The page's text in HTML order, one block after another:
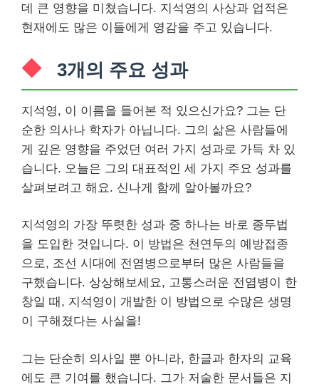
데 큰 영향을 미쳤습니다. 지석영의 사상과 업적은
현재에도 많은 이들에게 영감을 주고 있습니다.
3개의 주요 성과
지석영, 이 이름을 들어본 적 있으신가요? 그는 단
순한 의사나 학자가 아닙니다. 그의 삶은 사람들에
게 깊은 영향을 주었던 여러 가지 성과로 가득 차 있
습니다. 오늘은 그의 대표적인 세 가지 주요 성과를
살펴보려고 해요. 신나게 함께 알아볼까요?
지석영의 가장 뚜렷한 성과 중 하나는 바로 종두법
을 도입한 것입니다. 이 방법은 천연두의 예방접종
으로, 조선 시대에 전염병으로부터 많은 사람들을
구했습니다. 상상해보세요, 고통스러운 전염병이 한
창일 때, 지석영이 개발한 이 방법으로 수많은 생명
이 구해졌다는 사실을!
그는 단순히 의사일 뿐 아니라, 한글과 한자의 교육
에도 큰 기여를 했습니다. 그가 저술한 문서들은 지